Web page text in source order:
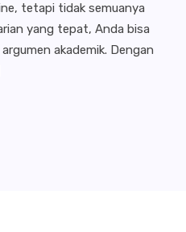
tetapi tidak semuanya
yang tepat, Anda bisa
akademik. Dengan